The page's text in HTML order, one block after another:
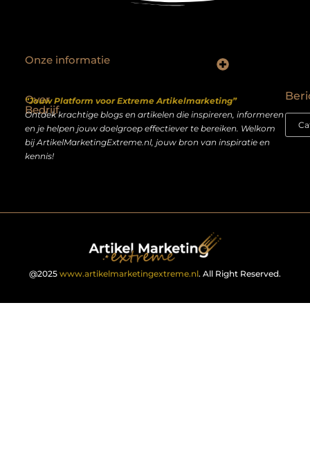
Over
Bedrijf
“Jouw Platform voor Extreme Artikelmarketing”
Ontdek krachtige blogs en artikelen die inspireren, informeren
en je helpen jouw doelgroep effectiever te bereiken. Welkom
bij ArtikelMarketingExtreme.nl, jouw bron van inspiratie en
kennis!
Onze informatie
@2025 www.artikelmarketingextreme.nl. All Right Reserved.